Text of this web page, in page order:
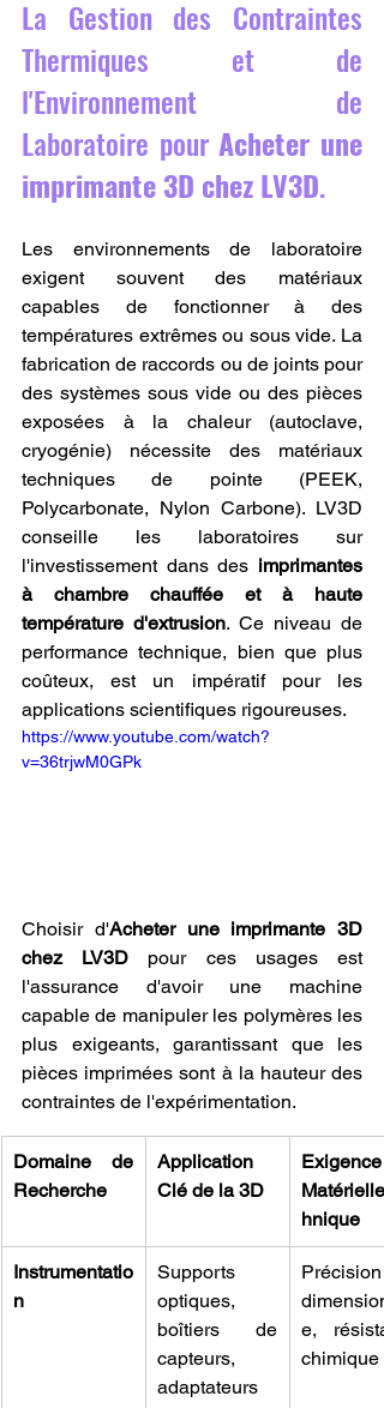
La Gestion des Contraintes
Thermiques et de
l'Environnement de
Laboratoire pour Acheter une
imprimante 3D chez LV3D.
Les environnements de laboratoire
exigent souvent des matériaux
capables de fonctionner à des
températures extrêmes ou sous vide. La
fabrication de raccords ou de joints pour
des systèmes sous vide ou des pièces
exposées à la chaleur (autoclave,
cryogénie) nécessite des matériaux
techniques de pointe (PEEK,
Polycarbonate, Nylon Carbone). LV3D
conseille les laboratoires sur
l'investissement dans des imprimantes
à chambre chauffée et à haute
température d'extrusion. Ce niveau de
performance technique, bien que plus
coûteux, est un impératif pour les
applications scientifiques rigoureuses.
https://www.youtube.com/watch?
v=36trjwM0GPk
Choisir d'Acheter une imprimante 3D
chez LV3D pour ces usages est
l'assurance d'avoir une machine
capable de manipuler les polymères les
plus exigeants, garantissant que les
pièces imprimées sont à la hauteur des
contraintes de l'expérimentation.
Domaine de
Recherche
Application
Clé de la 3D
Exigence
hnique
Instrumentatio
n
Supports
optiques,
boîtiers de
capteurs,
adaptateurs
Précision
e,
chimique